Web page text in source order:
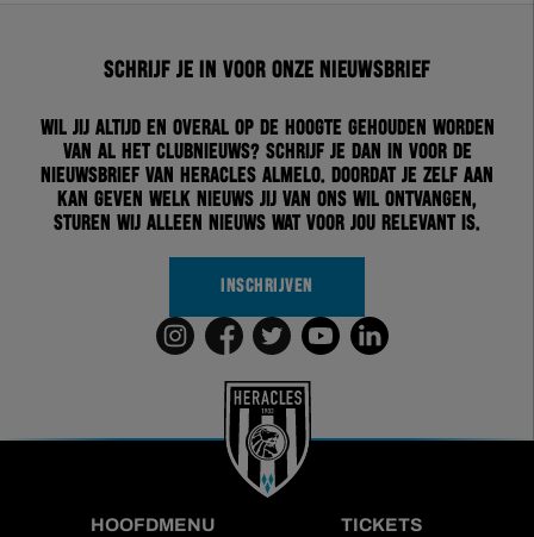
Schrijf je in voor onze nieuwsbrief
Wil jij altijd en overal op de hoogte gehouden worden
van al het clubnieuws? Schrijf je dan in voor de
nieuwsbrief van Heracles Almelo. Doordat je zelf aan
kan geven welk nieuws jij van ons wil ontvangen,
sturen wij alleen nieuws wat voor jou relevant is.
INSCHRIJVEN
HOOFDMENU TICKETS